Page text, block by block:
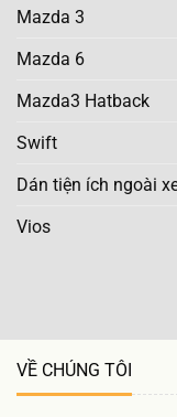
Mazda 3
Mazda 6
Mazda3 Hatback
Swift
Dán tiện ích ngoài
Vios
VỀ CHÚNG TÔI